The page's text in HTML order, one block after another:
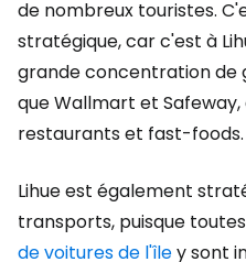
de nombreux touristes.
stratégique, car c'est à
grande concentration de
que Wallmart et
restaurants et fast-foods.
Lihue est également
transports, puisque
de voitures de l'îley sont